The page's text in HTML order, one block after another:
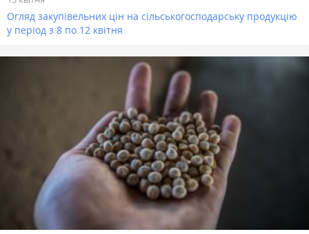
Огляд закупівельних цін на сільськогосподарську продукцію
у період з 8 по 12 квітня